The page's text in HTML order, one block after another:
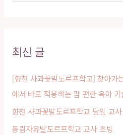
교
립
이
야
최신 글
[향천 사과꽃발도르프학교] 찾아가
에서 바로 적용하는 맘 편한 육아 기
향천 사과꽃발도르프학교 담임 교
동림자유발도르프학교 교사 초빙